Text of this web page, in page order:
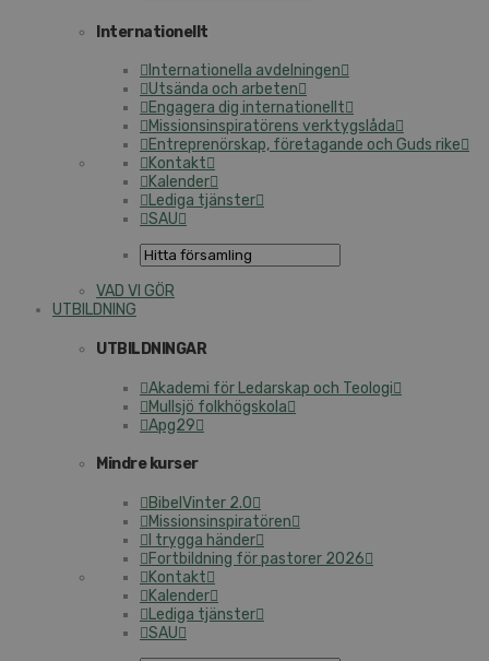
Internationellt
Internationella avdelningen
Utsända och arbeten
Engagera dig internationellt
Missionsinspiratörens verktygslåda
Entreprenörskap, företagande och Guds rike
Kontakt
Kalender
Lediga tjänster
SAU
VAD VI GÖR
UTBILDNING
UTBILDNINGAR
Akademi för Ledarskap och Teologi
Mullsjö folkhögskola
Apg29
Mindre kurser
BibelVinter 2.0
Missionsinspiratören
I trygga händer
Fortbildning för pastorer 2026
Kontakt
Kalender
Lediga tjänster
SAU